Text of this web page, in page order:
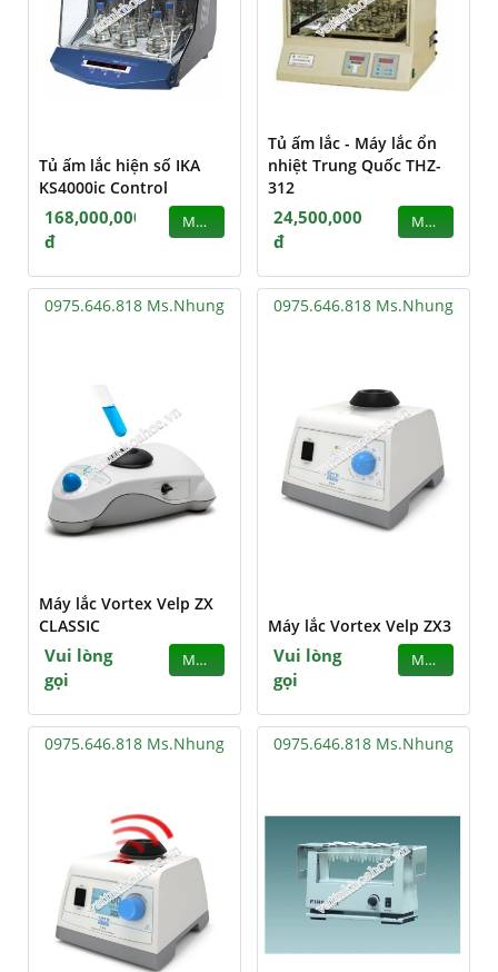
Tủ ấm lắc hiện số IKA
KS4000ic Control
168,000,000
đ
MUA
Tủ ấm lắc - Máy lắc ổn
nhiệt Trung Quốc THZ-
312
24,500,000
đ
MUA
0975.646.818 Ms.Nhung
Máy lắc Vortex Velp ZX
CLASSIC
Vui lòng
gọi
MUA
0975.646.818 Ms.Nhung
Máy lắc Vortex Velp ZX3
Vui lòng
gọi
MUA
0975.646.818 Ms.Nhung 0975.646.818 Ms.Nhung